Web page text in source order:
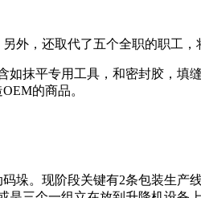
外，还取代了五个全职的职工，
抹平专用工具，和密封胶，填
的商品。
垛。现阶段关键有2条包装生